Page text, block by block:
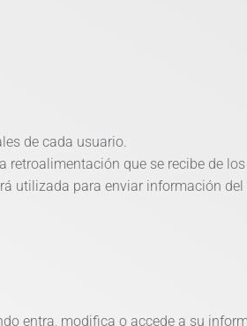
de cada usuario.
que se recibe de
utilizada para enviar información
entra, modifica o accede a su